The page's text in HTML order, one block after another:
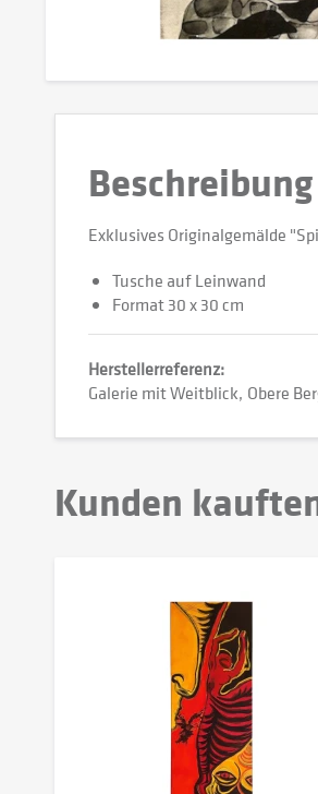
Beschreibung
Exklusives Originalgemälde
Tusche auf Leinwand
Format 30 x 30 cm
Herstellerreferenz:
Galerie mit Weitblick Obere
Kunden